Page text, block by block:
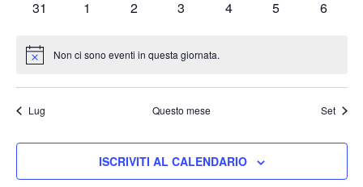
0
31
0
1
0
2
0
3
0
4
0
5
0
6
Notice Non ci sono eventi in questa giornata.
Lug Questo mese Set
ISCRIVITI AL CALENDARIO